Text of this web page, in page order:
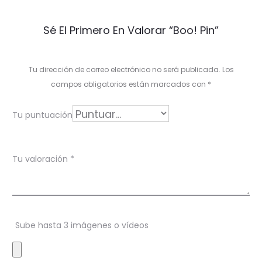
r
i
o
e
s
Sé El Primero En Valorar “Boo! Pin”
Tu dirección de correo electrónico no será publicada. Los
campos obligatorios están marcados con *
Tu puntuación
Tu valoración *
Sube hasta 3 imágenes o vídeos